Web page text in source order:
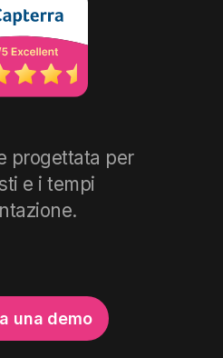
progettata per
e i tempi
una demo